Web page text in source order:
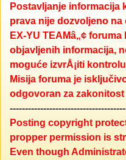
Postavljanje informacija
prava nije dozvoljeno
EX-YU TEAMâ„¢
objavljenih informacija,
moguće izvrÅ¡iti
Misija foruma je
odgovoran za
Posting copyright
propper permission is
Even though